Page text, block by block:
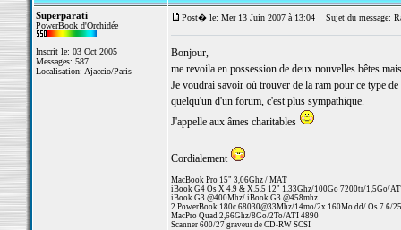
Superparati
PowerBook d'Orchidée
Inscrit le: 03 Oct 2005
Messages: 587
Localisation: Ajaccio/Paris
Post� le: Mer 13 Juin 2007 à 13:04 Sujet du message:
Bonjour,
me revoila en possession de deux nouvelles bêtes
Je voudrai savoir où trouver de la ram pour ce type
quelqu'un d'un forum, c'est plus sympathique.
J'appelle aux âmes charitables
Cordialement
MacBook Pro 15" 3,06Ghz / MAT
iBook G4 Os X 4.9 & X.5.5 12" 1.33Ghz/100Go 7200tr/1,5Go/
iBook G3 @400Mhz/ iBook G3 @458mhz
2 PowerBook 180c 68030@33Mhz/14mo/2x 160Mo dd/ Os 7.6/
MacPro Quad 2,66Ghz/8Go/2To/ATI 4890
Scanner 600/27 graveur de CD-RW SCSI